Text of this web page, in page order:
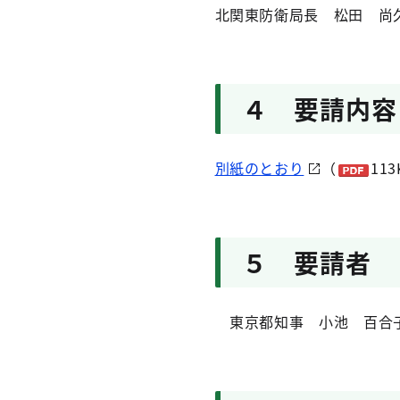
北関東防衛局長 松田 尚
４ 要請内容
別紙のとおり （
５ 要請者
東京都知事 小池 百合